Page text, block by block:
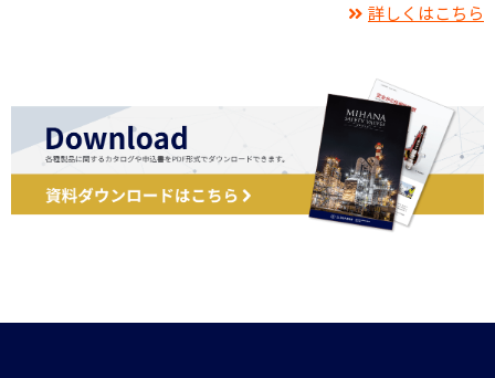
詳しくはこちら